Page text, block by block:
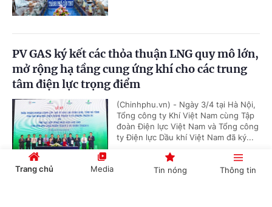
PV GAS ký kết các thỏa thuận LNG quy mô lớn,
mở rộng hạ tầng cung ứng khí cho các trung
tâm điện lực trọng điểm
(Chinhphu.vn) - Ngày 3/4 tại Hà Nội,
Tổng công ty Khí Việt Nam cùng Tập
đoàn Điện lực Việt Nam và Tổng công
ty Điện lực Dầu khí Việt Nam đã ký...
Trang chủ Media Tin nóng Thông tin